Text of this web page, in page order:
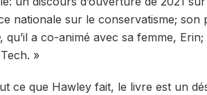
nationale sur le conservatisme; son
, qu’il a co-animé avec sa femme,
»
ce que Hawley fait, le livre est un